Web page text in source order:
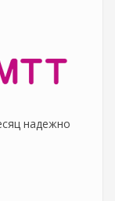
надежно